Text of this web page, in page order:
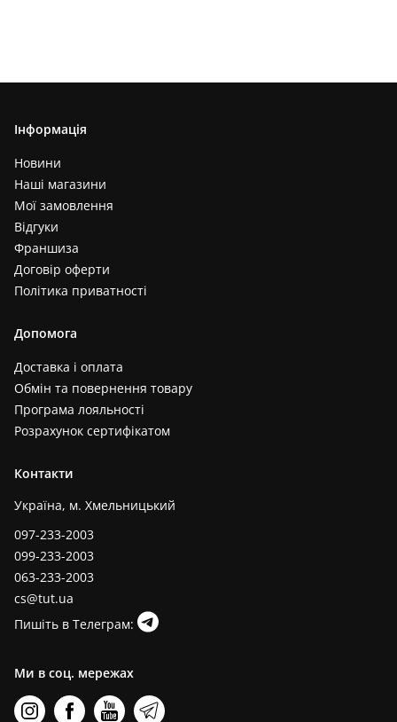
Інформація
Новини
Наші магазини
Мої замовлення
Відгуки
Франшиза
Договір оферти
Політика приватності
Допомога
Доставка і оплата
Обмін та повернення товару
Програма лояльності
Розрахунок сертифікатом
Контакти
Україна, м. Хмельницький
097-233-2003
099-233-2003
063-233-2003
cs@tut.ua
Пишіть в Телеграм:
Ми в соц. мережах